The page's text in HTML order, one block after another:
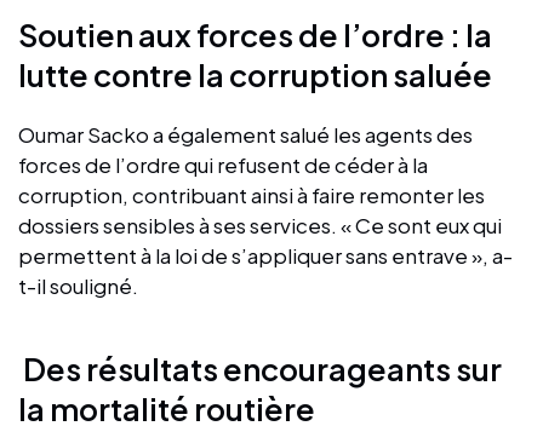
Soutien aux forces de l’ordre : la
lutte contre la corruption saluée
Oumar Sacko a également salué les agents des
forces de l’ordre qui refusent de céder à la
corruption, contribuant ainsi à faire remonter les
dossiers sensibles à ses services. « Ce sont eux qui
permettent à la loi de s’appliquer sans entrave », a-
t-il souligné.
Des résultats encourageants sur
la mortalité routière